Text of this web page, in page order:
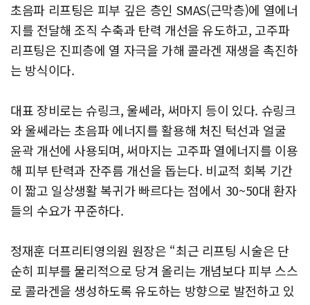
초음파 리프팅은 피부 깊은 층인 SMAS(근막층)에 열에너
지를 전달해 조직 수축과 탄력 개선을 유도하고, 고주파
리프팅은 진피층에 열 자극을 가해 콜라겐 재생을 촉진하
는 방식이다.
대표 장비로는 슈링크, 울쎄라, 써마지 등이 있다. 슈링크
와 울쎄라는 초음파 에너지를 활용해 처진 턱선과 얼굴
윤곽 개선에 사용되며, 써마지는 고주파 열에너지를 이용
해 피부 탄력과 잔주름 개선을 돕는다. 비교적 회복 기간
이 짧고 일상생활 복귀가 빠르다는 점에서 30~50대 환자
들의 수요가 꾸준하다.
정재훈 더프리티영의원 원장은 “최근 리프팅 시술은 단
순히 피부를 물리적으로 당겨 올리는 개념보다 피부 스스
로 콜라겐을 생성하도록 유도하는 방향으로 발전하고 있